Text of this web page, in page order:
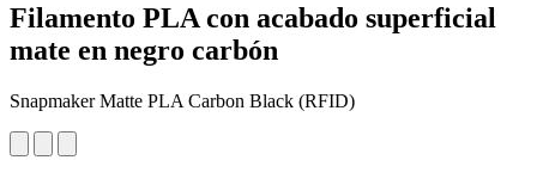
Filamento PLA con acabado superficial
mate en negro carbón
Snapmaker Matte PLA Carbon Black (RFID)